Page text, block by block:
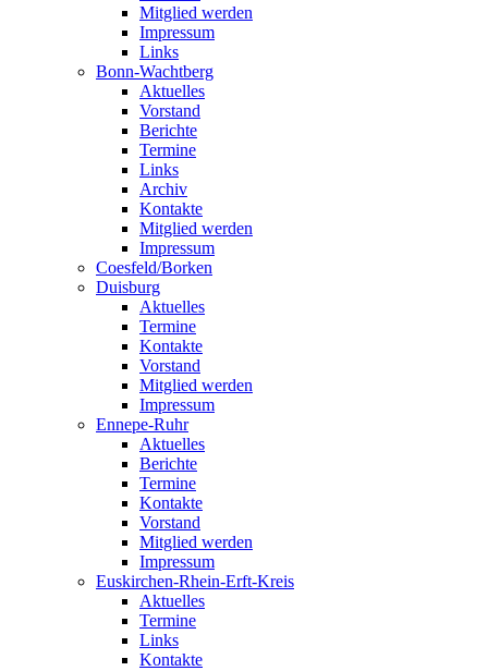
Mitglied werden
Impressum
Links
Bonn-Wachtberg
Aktuelles
Vorstand
Berichte
Termine
Links
Archiv
Kontakte
Mitglied werden
Impressum
Coesfeld/Borken
Duisburg
Aktuelles
Termine
Kontakte
Vorstand
Mitglied werden
Impressum
Ennepe-Ruhr
Aktuelles
Berichte
Termine
Kontakte
Vorstand
Mitglied werden
Impressum
Euskirchen-Rhein-Erft-Kreis
Aktuelles
Termine
Links
Kontakte